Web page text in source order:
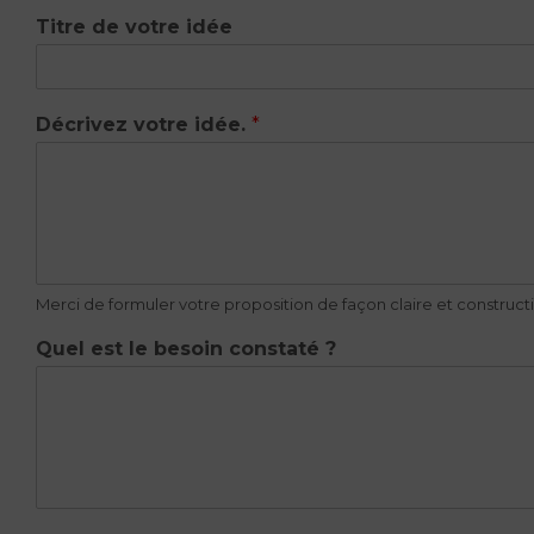
Titre de votre idée
Décrivez votre idée. *
Merci de formuler votre proposition de façon claire et
Quel est le besoin constaté ?